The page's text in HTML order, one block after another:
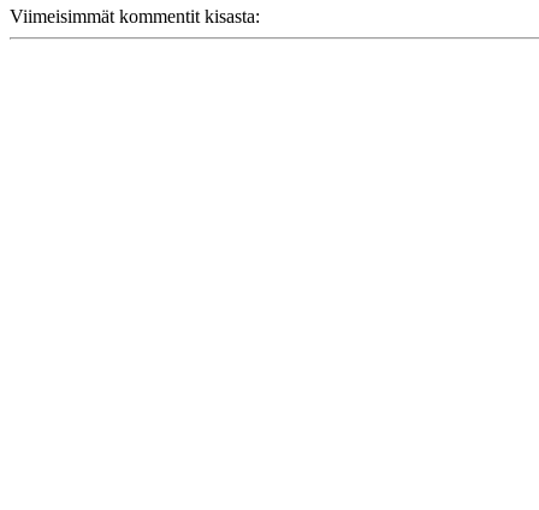
Viimeisimmät kommentit kisasta: